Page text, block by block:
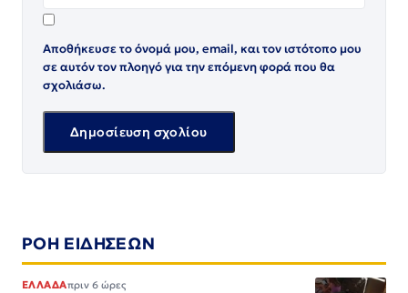
Αποθήκευσε το όνομά μου, email, και τον ιστότοπο μου
σε αυτόν τον πλοηγό για την επόμενη φορά που θα
σχολιάσω.
ΡΟΗ ΕΙΔΗΣΕΩΝ
ΕΛΛΑΔΑπριν 6 ώρες